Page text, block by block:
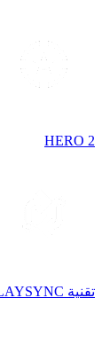
HERO 2
تقنية PLAYSYNC